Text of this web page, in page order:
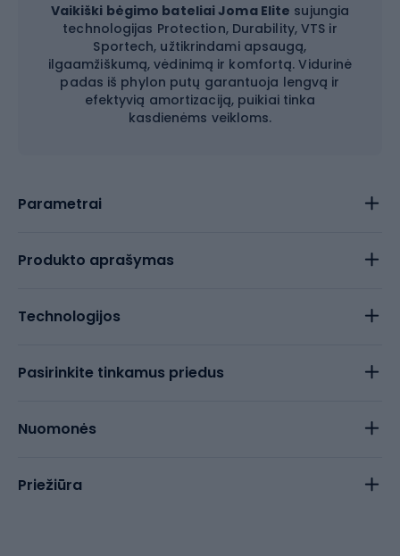
Vaikiški bėgimo bateliai Joma Elite sujungia
technologijas Protection, Durability, VTS ir
Sportech, užtikrindami apsaugą,
ilgaamžiškumą, vėdinimą ir komfortą. Vidurinė
padas iš phylon putų garantuoja lengvą ir
efektyvią amortizaciją, puikiai tinka
kasdienėms veikloms.
Parametrai
Produkto aprašymas
Technologijos
Pasirinkite tinkamus priedus
Nuomonės
Priežiūra